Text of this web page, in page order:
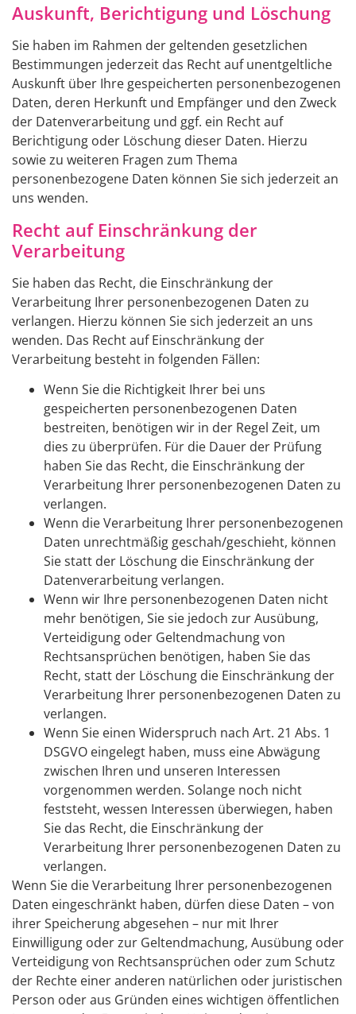
Auskunft, Berichtigung und Löschung
Sie haben im Rahmen der geltenden gesetzlichen
Bestimmungen jederzeit das Recht auf unentgeltliche
Auskunft über Ihre gespeicherten personenbezogenen
Daten, deren Herkunft und Empfänger und den Zweck
der Datenverarbeitung und ggf. ein Recht auf
Berichtigung oder Löschung dieser Daten. Hierzu
sowie zu weiteren Fragen zum Thema
personenbezogene Daten können Sie sich jederzeit an
uns wenden.
Recht auf Einschränkung der
Verarbeitung
Sie haben das Recht, die Einschränkung der
Verarbeitung Ihrer personenbezogenen Daten zu
verlangen. Hierzu können Sie sich jederzeit an uns
wenden. Das Recht auf Einschränkung der
Verarbeitung besteht in folgenden Fällen:
Wenn Sie die Richtigkeit Ihrer bei uns
gespeicherten personenbezogenen Daten
bestreiten, benötigen wir in der Regel Zeit, um
dies zu überprüfen. Für die Dauer der Prüfung
haben Sie das Recht, die Einschränkung der
Verarbeitung Ihrer personenbezogenen Daten zu
verlangen.
Wenn die Verarbeitung Ihrer personenbezogenen
Daten unrechtmäßig geschah/geschieht, können
Sie statt der Löschung die Einschränkung der
Datenverarbeitung verlangen.
Wenn wir Ihre personenbezogenen Daten nicht
mehr benötigen, Sie sie jedoch zur Ausübung,
Verteidigung oder Geltendmachung von
Rechtsansprüchen benötigen, haben Sie das
Recht, statt der Löschung die Einschränkung der
Verarbeitung Ihrer personenbezogenen Daten zu
verlangen.
Wenn Sie einen Widerspruch nach Art. 21 Abs. 1
DSGVO eingelegt haben, muss eine Abwägung
zwischen Ihren und unseren Interessen
vorgenommen werden. Solange noch nicht
feststeht, wessen Interessen überwiegen, haben
Sie das Recht, die Einschränkung der
Verarbeitung Ihrer personenbezogenen Daten zu
verlangen.
Wenn Sie die Verarbeitung Ihrer personenbezogenen
Daten eingeschränkt haben, dürfen diese Daten – von
ihrer Speicherung abgesehen – nur mit Ihrer
Einwilligung oder zur Geltendmachung, Ausübung oder
Verteidigung von Rechtsansprüchen oder zum Schutz
der Rechte einer anderen natürlichen oder juristischen
Person oder aus Gründen eines wichtigen öffentlichen